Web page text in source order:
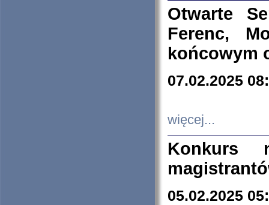
Otwarte
Ferenc,
końcowym
07.02.2025
więcej...
Konkurs
05.02.2025